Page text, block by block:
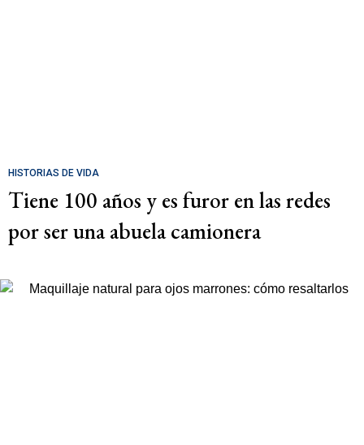
HISTORIAS DE VIDA
Tiene 100 años y es furor en las redes
por ser una abuela camionera